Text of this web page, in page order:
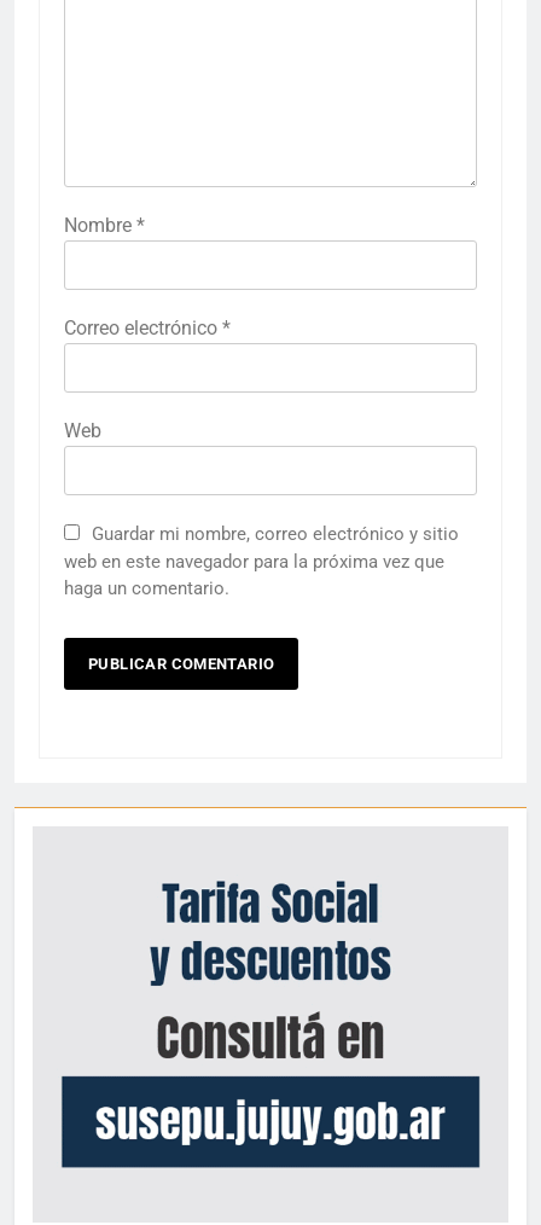
Nombre *
Correo electrónico *
Web
Guardar mi nombre, correo electrónico y sitio
web en este navegador para la próxima vez que
haga un comentario.